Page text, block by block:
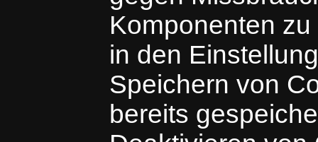
Komponenten
in den
Speichern von
bereits